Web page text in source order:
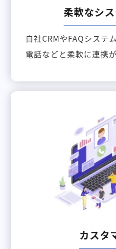
柔軟なシ
自社CRMやFAQシステ
電話などと柔軟に連携が
カスタ